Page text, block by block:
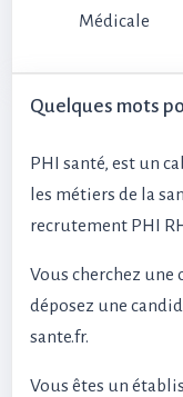
Médicale
Quelques mots
PHI santé, est un
les métiers de la
recrutement PHI
Vous cherchez
déposez une
sante.fr.
Vous êtes un